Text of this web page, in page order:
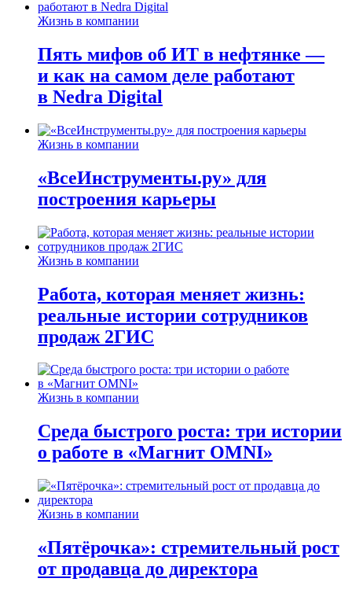
Жизнь в компании
Пять мифов об ИТ в нефтянке —
и как на самом деле работают
в Nedra Digital
Жизнь в компании
«ВсеИнструменты.ру» для
построения карьеры
Жизнь в компании
Работа, которая меняет жизнь:
реальные истории сотрудников
продаж 2ГИС
Жизнь в компании
Среда быстрого роста: три истории
о работе в «Магнит OMNI»
Жизнь в компании
«Пятёрочка»: стремительный рост
от продавца до директора